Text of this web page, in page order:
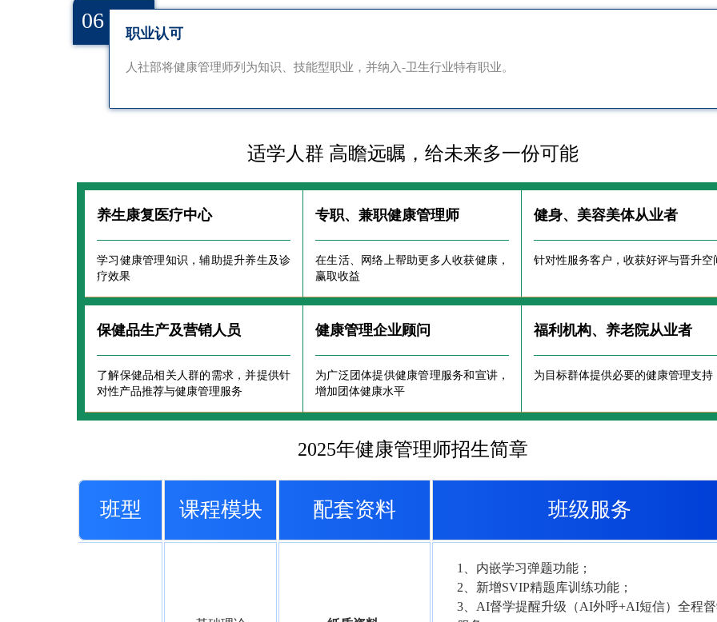
06
职业认可
人社部将健康管理师列为知识、技能型职业，并纳入-卫生行业特有职业。
适学人群 高瞻远瞩，给未来多一份可能
养生康复医疗中心
学习健康管理知识，辅助提升养生及诊
疗效果
专职、兼职健康管理师
在生活、网络上帮助更多人收获健康，
赢取收益
健身、美容美体从业者
针对性服务客户，收获好评与晋升空
保健品生产及营销人员
了解保健品相关人群的需求，并提供针
对性产品推荐与健康管理服务
健康管理企业顾问
为广泛团体提供健康管理服务和宣讲，
增加团体健康水平
福利机构、养老院从业者
为目标群体提供必要的健康管理支持
2025年健康管理师招生简章
班型 课程模块 配套资料 班级服务
1、内嵌学习弹题功能；
2、新增SVIP精题库训练功能；
3、AI督学提醒升级（AI外呼+AI短信）全程